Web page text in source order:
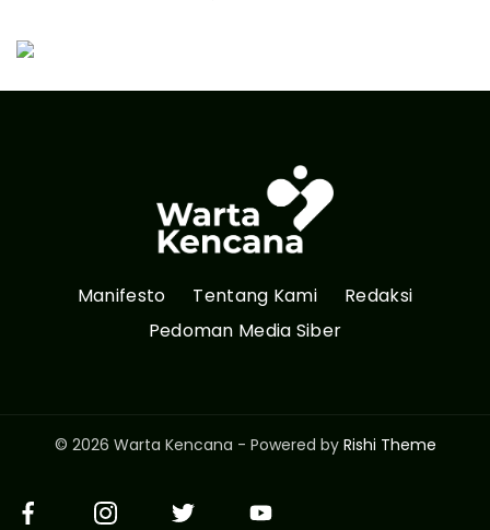
Manifesto Tentang Kami
Redaksi
Pedoman Media Siber
© 2026 Warta Kencana - Powered by Rishi Theme